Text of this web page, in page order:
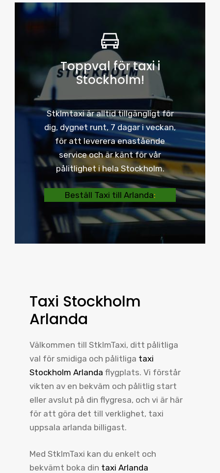
Toppval för taxi i
Stockholm!
Stklmtaxi är alltid tillgängligt för
dig, dygnet runt, 7 dagar i veckan,
för att leverera enastående
service och är känt för vår
pålitlighet i hela Stockholm.
Beställ Taxi till Arlanda:
Taxi Stockholm
Arlanda
Välkommen till StklmTaxi, ditt pålitliga
val för smidiga och pålitliga taxi
Stockholm Arlanda flygplats. Vi förstår
vikten av en bekväm och pålitlig start
eller avslut på din flygresa, och vi är här
för att göra det till verklighet, taxi
uppsala arlanda billigast.
Med StklmTaxi kan du enkelt och
bekvämt boka din taxi Arlanda